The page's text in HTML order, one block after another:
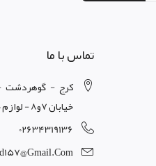
تماس با ما
کرج - گوهردشت -
خیابان 7و8 - لوازم خانگی آذری
02634319136